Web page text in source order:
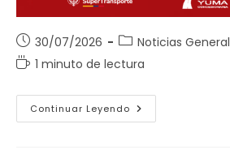
Publicación
de
entrada:
30/07/2026
Categoría
de
entrada:
Noticias General
Tiempo
lectura:
1 minuto de lectura
Continuar Leyendo 30
De